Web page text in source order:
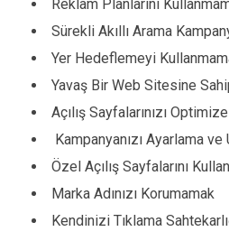
Reklam Planlarını
Sürekli Akıllı Arama
Yer Hedeflemeyi
Yavaş Bir Web Sitesine
Açılış Sayfalarınızı
Kampanyanızı Ayarlama ve
Özel Açılış Sayfalarını
Marka Adınızı Korumamak
Kendinizi Tıklama